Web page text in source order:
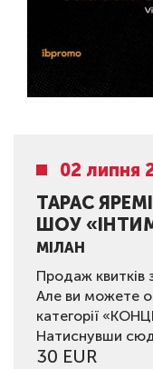
02 липня
ТАРАС
ШОУ
МІЛАН
Продаж квитків
Але ви можете
категорії
Натиснувши
30 EUR